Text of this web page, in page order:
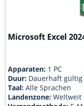
Microsoft Excel
Apparaten: 1 PC
Duur: Dauerhaft gültig
Taal:Alle Sprachen
Landenzone:Weltweit